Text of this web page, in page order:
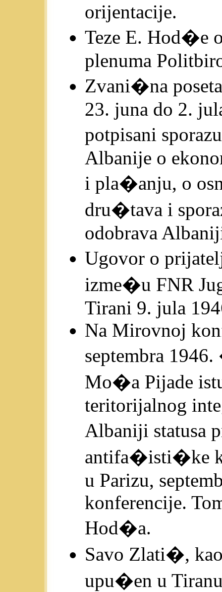
orijentacije.
Teze E. Hod�e
plenuma
Zvani�na
23. juna do 2.
potpisani
Albanije o
i pla�anju, o
dru�tava i
odobrava
Ugovor o
izme�u FNR
Tirani 9. jula
Na Mirovnoj
septembra
Mo�a Pijade
teritorijalnog
Albaniji statusa
antifa�isti�ke
u Parizu,
konferencije.
Hod�a.
Savo Zlati�,
upu�en u